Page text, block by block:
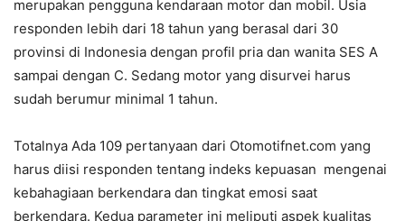
merupakan pengguna kendaraan motor dan mobil. Usia
responden lebih dari 18 tahun yang berasal dari 30
provinsi di Indonesia dengan profil pria dan wanita SES A
sampai dengan C. Sedang motor yang disurvei harus
sudah berumur minimal 1 tahun.
Totalnya Ada 109 pertanyaan dari Otomotifnet.com yang
harus diisi responden tentang indeks kepuasan mengenai
kebahagiaan berkendara dan tingkat emosi saat
berkendara. Kedua parameter ini meliputi aspek kualitas